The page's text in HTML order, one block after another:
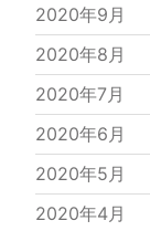
2020年9月
2020年8月
2020年7月
2020年6月
2020年5月
2020年4月